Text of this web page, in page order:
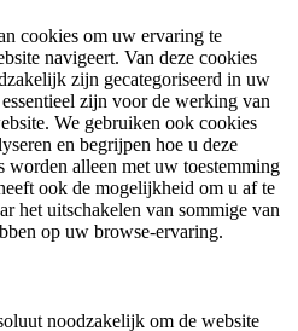
cookies om uw ervaring te
navigeert. Van deze cookies
zijn gecategoriseerd in uw
zijn voor de werking van
We gebruiken ook cookies
en begrijpen hoe u deze
worden alleen met uw toestemming
ook de mogelijkheid om u af te
het uitschakelen van sommige van
op uw browse-ervaring.
noodzakelijk om de website